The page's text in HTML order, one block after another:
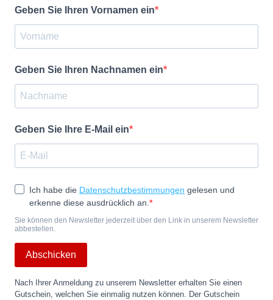
Geben Sie Ihren Vornamen ein
Geben Sie Ihren Nachnamen ein
Geben Sie Ihre E-Mail ein
Ich habe die Datenschutzbestimmungen gelesen und
erkenne diese ausdrücklich an.
Sie können den Newsletter jederzeit über den Link in unserem Newsletter
abbestellen.
Abschicken
Nach Ihrer Anmeldung zu unserem Newsletter erhalten Sie einen
Gutschein, welchen Sie einmalig nutzen können. Der Gutschein